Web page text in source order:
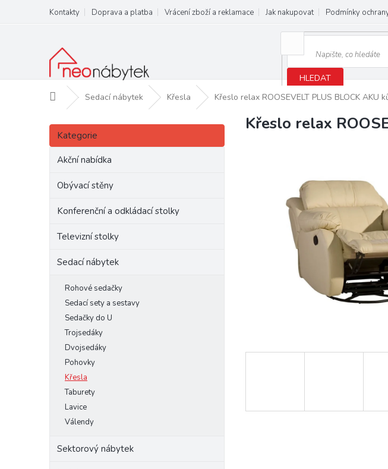
obsah
Kontakty Doprava a platba Vrácení zboží a reklamace Jak nakupovat Podmínky
HLEDAT
Domů Sedací nábytek Křesla Křeslo relax ROOSEVELT PLUS BLOCK AKU
P
s
Přeskočit
kategorie
Kategorie
Akční nabídka
Obývací stěny
Konferenční a odkládací stolky
Televizní stolky
Sedací nábytek
Rohové sedačky
Sedací sety a sestavy
Sedačky do U
Trojsedáky
Dvojsedáky
Pohovky
Křesla
Taburety
Lavice
Válendy
Sektorový nábytek
Křeslo relax